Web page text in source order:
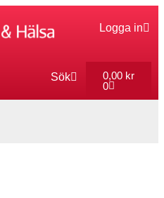
Logga in
Sök 0,00 kr
0